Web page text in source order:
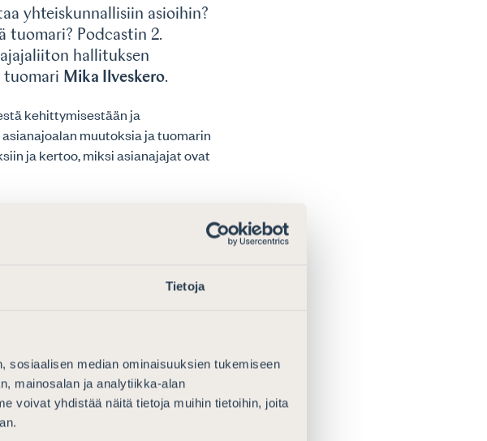
Tietoja
sosiaalisen median ominaisuuksien tukemiseen
mainosalan ja analytiikka-alan
voivat yhdistää näitä tietoja muihin tietoihin, joita
yhteiskunnallisiin asioihin?
tuomari? Podcastin 2.
hallituksen
tuomari Mika Ilveskero.
kehittymisestään ja
muutoksia ja tuomarin
ja kertoo, miksi asianajajat ovat
#viheltäminen